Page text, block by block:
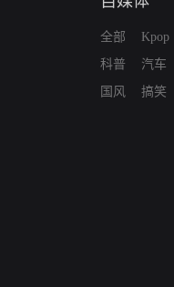
全部
科普
国风
Kpop
汽车
搞笑